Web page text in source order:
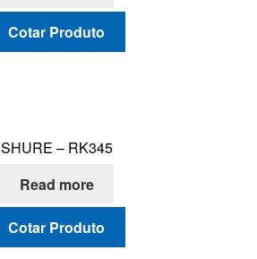
Cotar Produto
SHURE – RK345
Read more
Cotar Produto